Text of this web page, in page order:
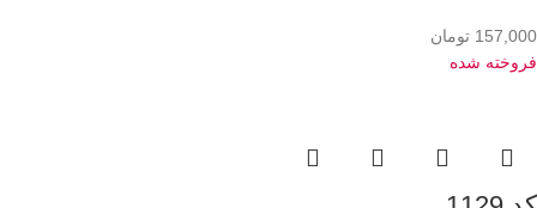
157,000 تومان
فروخته شده